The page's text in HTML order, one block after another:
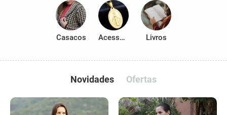
Casacos Acessórios Livros
Novidades Ofertas